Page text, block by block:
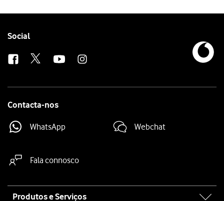
Primao ícone de definições.
PrimaGerir contas
o indicador junto a "Sincronizar dados automaticamente"para
Prima
OK.
Prima
a tecla de início para terminar e voltar ao ecrã inicial.
Follow
Social
Contacta-nos
WhatsApp Webchat
Fala connosco
Produtos e Serviços